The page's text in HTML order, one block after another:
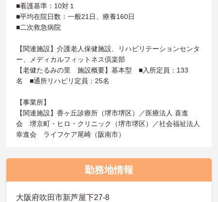
■看護基準：10対１
■平均在院日数：一般21日、療養160日
■二次救急病院
【関連施設】介護老人保健施設、リハビリテーションセンタ
ー、メディカルフィットネス倶楽部
【老健たるみの里 施設概要】基本型 ■入所定員：133
名 ■通所リハビリ定員：25名
【事業所】
【関連施設】香ヶ丘診療所（堺市堺区）／医療法人 喜進
会 堺京町・ヒロ・クリニック（堺市堺区）／社会福祉法人
幸進会 ライフケア尾崎（阪南市）
勤務地情報
大阪府吹田市新芦屋下27-8